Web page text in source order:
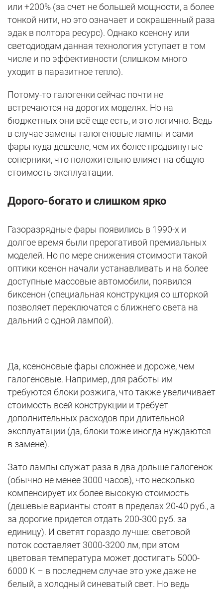
или +200% (за счет не большей мощности, а более
тонкой нити, но это означает и сокращенный раза
эдак в полтора ресурс). Однако ксенону или
светодиодам данная технология уступает в том
числе и по эффективности (слишком много
уходит в паразитное тепло).
Потому-то галогенки сейчас почти не
встречаются на дорогих моделях. Но на
бюджетных они всё еще есть, и это логично. Ведь
в случае замены галогеновые лампы и сами
фары куда дешевле, чем их более продвинутые
соперники, что положительно влияет на общую
стоимость эксплуатации.
Дорого-богато и слишком ярко
Газоразрядные фары появились в 1990-х и
долгое время были прерогативой премиальных
моделей. Но по мере снижения стоимости такой
оптики ксенон начали устанавливать и на более
доступные массовые автомобили, появился
биксенон (специальная конструкция со шторкой
позволяет переключатся с ближнего света на
дальний с одной лампой).
Да, ксеноновые фары сложнее и дороже, чем
галогеновые. Например, для работы им
требуются блоки розжига, что также увеличивает
стоимость всей конструкции и требует
дополнительных расходов при длительной
эксплуатации (да, блоки тоже иногда нуждаются
в замене).
Зато лампы служат раза в два дольше галогенок
(обычно не менее 3000 часов), что несколько
компенсирует их более высокую стоимость
(дешевые варианты стоят в пределах 20-40 руб., а
за дорогие придется отдать 200-300 руб. за
единицу). И светят гораздо лучше: световой
поток составляет 3000-3200 лм, при этом
цветовая температура может достигать 5000-
6000 К – в последнем случае это уже даже не
белый, а холодный синеватый свет. Но ведь